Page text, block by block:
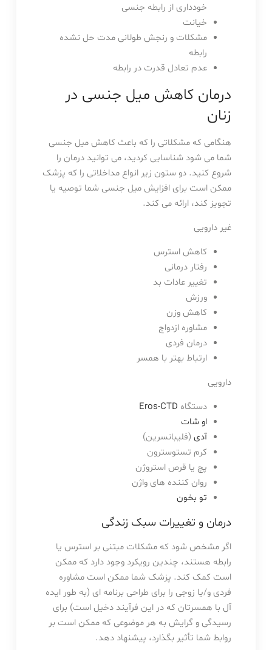
خودداری از رابطه جنسی
خیانت
مشکلات و رنجش طولانی مدت حل نشده
رابطه
عدم تعادل قدرت در رابطه
درمان کاهش میل جنسی در
زنان
هنگامی که مشکلاتی را که باعث کاهش میل جنسی
شما می شود شناسایی کردید، می توانید درمان را
شروع کنید. دو ستون زیر انواع مداخلاتی را که پزشک
ممکن است برای افزایش میل جنسی شما توصیه یا
تجویز کند، ارائه می کند.
غیر دارویی
کاهش استرس
رفتار درمانی
تغییر عادات بد
ورزش
کاهش وزن
مشاوره ازدواج
درمان فردی
ارتباط بهتر با همسر
دارویی
دستگاه Eros-CTD
او شات
آدی(فلیبانسرین)
کرم تستوسترون
پچ یا قرص استروژن
روان کننده های واژن
تو بخون
درمان و تغییرات سبک زندگی
اگر مشخص شود که مشکلات مبتنی بر استرس یا
رابطه هستند، چندین رویکرد وجود دارد که ممکن
است کمک کند. پزشک شما ممکن است مشاوره
فردی و/یا زوجی را برای طراحی برنامه ای (به طور ایده
آل با همسرتان که در این فرآیند دخیل است) برای
رسیدگی و گرایش به هر موضوعی که ممکن است بر
روابط شما تأثیر بگذارد، پیشنهاد دهد.